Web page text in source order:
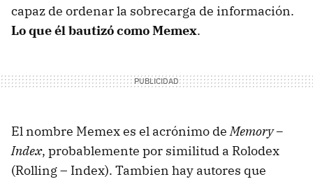
capaz de ordenar la sobrecarga de información.
Lo que él bautizó como Memex.
El nombre Memex es el acrónimo deMemory –
Index, probablemente por similitud a Rolodex
(Rolling – Index). Tambien hay autores que